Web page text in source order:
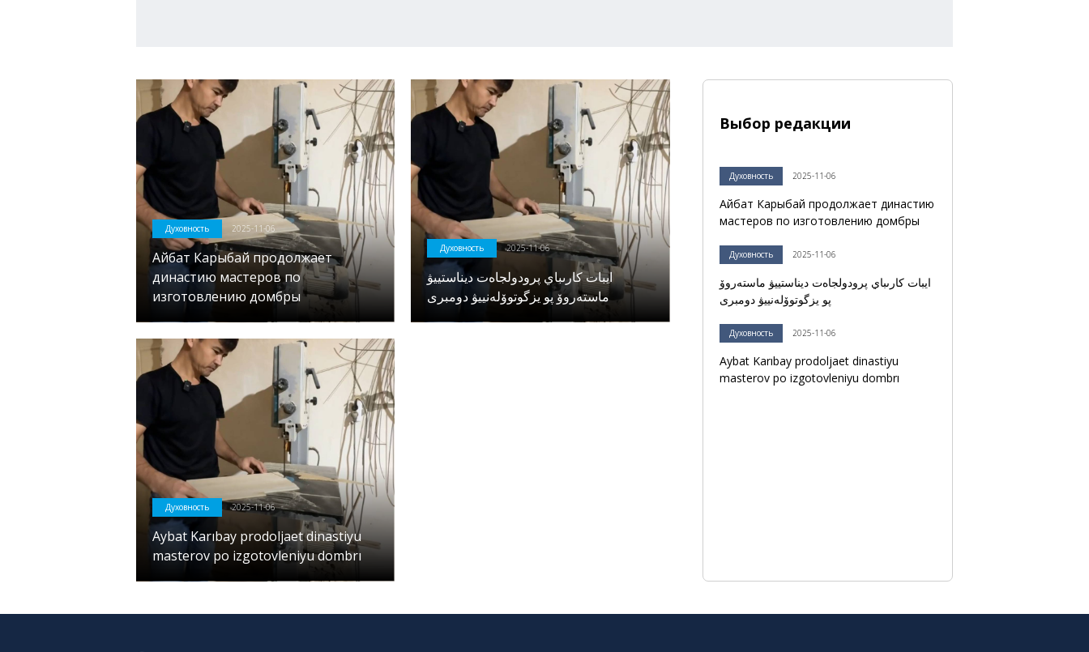
Духовность 2025-11-06
Айбат Карыбай продолжает
династию мастеров по
изготовлению домбры
Духовность 2025-11-06
ايبات كارىباي پرودولجاەت ديناستييۋ
ماستەروۆ پو يزگوتوۆلەنييۋ دومبرى
Духовность 2025-11-06
Aybat Karıbay prodoljaet dinastiyu
masterov po izgotovleniyu dombrı
Выбор редакции
Духовность 2025-11-06
Айбат Карыбай продолжает династию
мастеров по изготовлению домбры
Духовность 2025-11-06
ايبات كارىباي پرودولجاەت ديناستييۋ ماستەروۆ
پو يزگوتوۆلەنييۋ دومبرى
Духовность 2025-11-06
Aybat Karıbay prodoljaet dinastiyu
masterov po izgotovleniyu dombrı